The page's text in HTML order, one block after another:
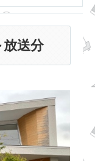
放送分